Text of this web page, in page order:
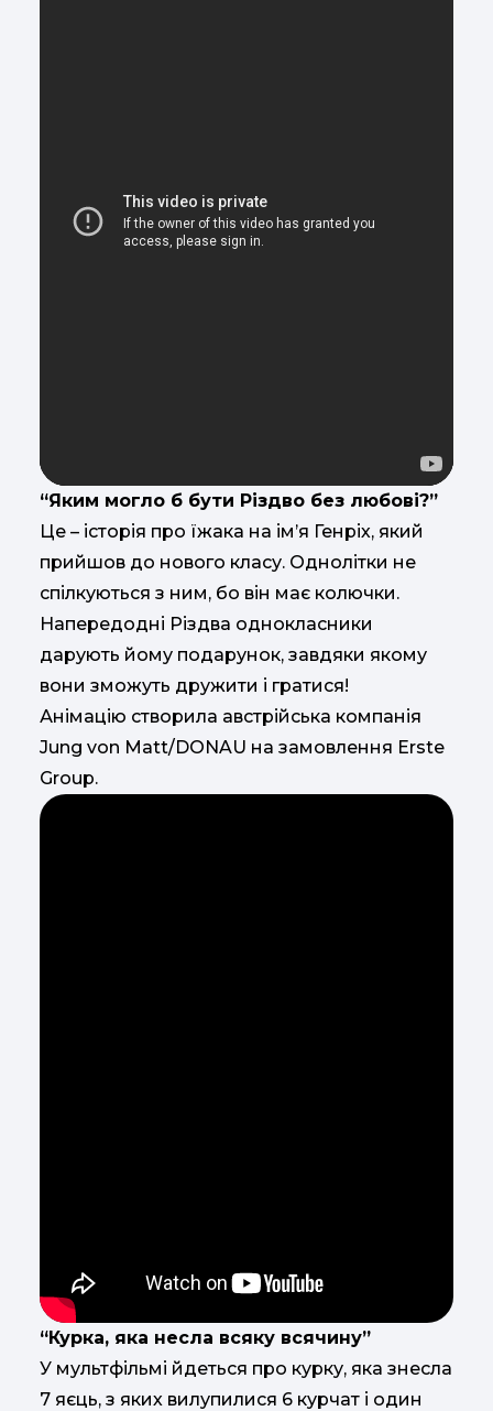
“Яким могло б бути Різдво без любові?”
Це – історія про їжака на ім’я Генріх, який
прийшов до нового класу. Однолітки не
спілкуються з ним, бо він має колючки.
Напередодні Різдва однокласники
дарують йому подарунок, завдяки якому
вони зможуть дружити і гратися!
Анімацію створила австрійська компанія
Jung von Matt/DONAU на замовлення Erste
Group.
“Курка, яка несла всяку всячину”
У мультфільмі йдеться про курку, яка знесла
7 яєць, з яких вилупилися 6 курчат і один